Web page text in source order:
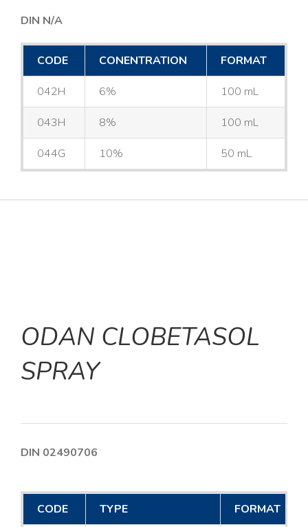
DIN N/A
CODE CONENTRATION FORMAT
042H 6% 100 mL
043H 8% 100 mL
044G 10% 50 mL
ODAN CLOBETASOL
SPRAY
DIN 02490706
CODE TYPE FORMAT